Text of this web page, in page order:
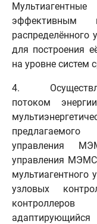
для построения
на уровне систем
4.
потоком
управления
управления МЭМС
мультиагентного
узловых